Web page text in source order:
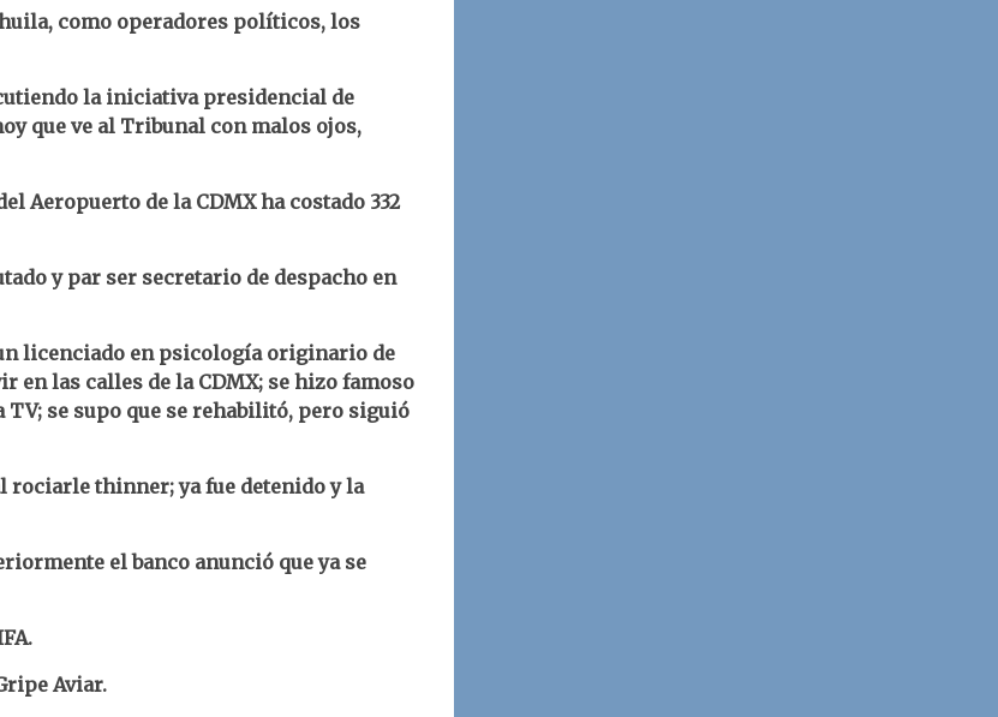
como operadores políticos, los
la iniciativa presidencial de
que ve al Tribunal con malos ojos,
Aeropuerto de la CDMX ha costado 332
y par ser secretario de despacho en
licenciado en psicología originario de
en las calles de la CDMX; se hizo famoso
se supo que se rehabilitó, pero siguió
rociarle thinner; ya fue detenido y la
el banco anunció que ya se
Aviar.